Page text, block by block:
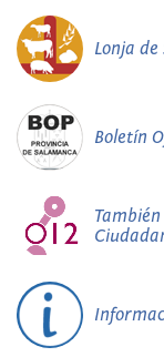
Lonja
Boletín